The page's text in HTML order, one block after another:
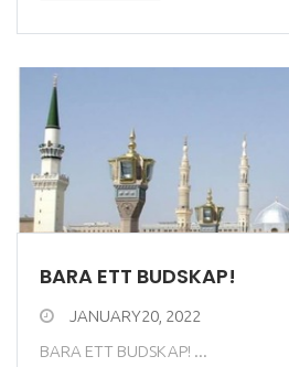
BARA ETT BUDSKAP!
JANUARY20, 2022
BARA ETT BUDSKAP! ...